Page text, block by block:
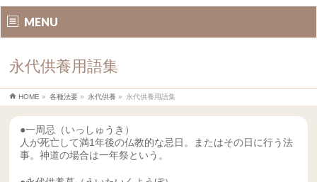
MENU
永代供養用語集
HOME » 各種法要 » 永代供養 » 永代供養用語集
●一周忌（いっしゅうき）
人が死亡して満1年後の仏教的な忌日。またはその日に行う法
事。神道の場合は一年祭という。